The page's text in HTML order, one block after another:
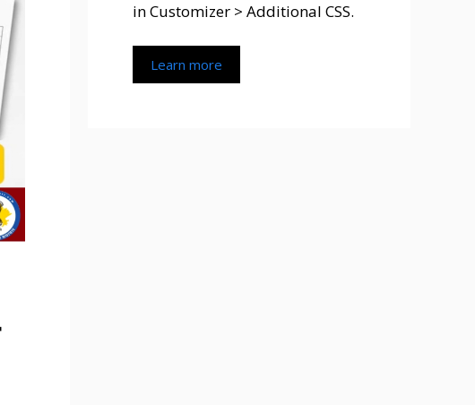
in Customizer > Additional CSS.
Learn more